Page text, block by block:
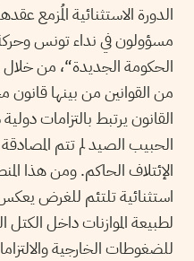
الدورة الاستثنائية المُزمع
مسؤولون في نداء تونس
الحكومة الجديدة“، من خلال
من القوانين من بينها قانون
القانون يرتبط بالتزامات
الحبيب الصيد لم تتم
الإئتلاف الحاكم. ومن هذا
استثنائية تلتئم للغرض يعكس
لطبيعة الموازنات داخل
للضغوطات الخارجية